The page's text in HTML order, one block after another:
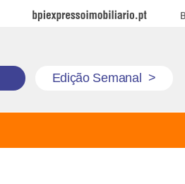
BPI Expresso Imobiliário
Edição Semanal >